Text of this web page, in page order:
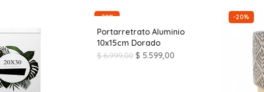
-20%
Portarretrato Aluminio
10x15cm Dorado
$6.999,00 $ 5.599,00
-20%